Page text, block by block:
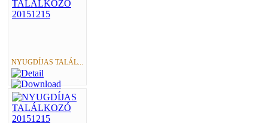
NYUGDÍJAS TALÁL...